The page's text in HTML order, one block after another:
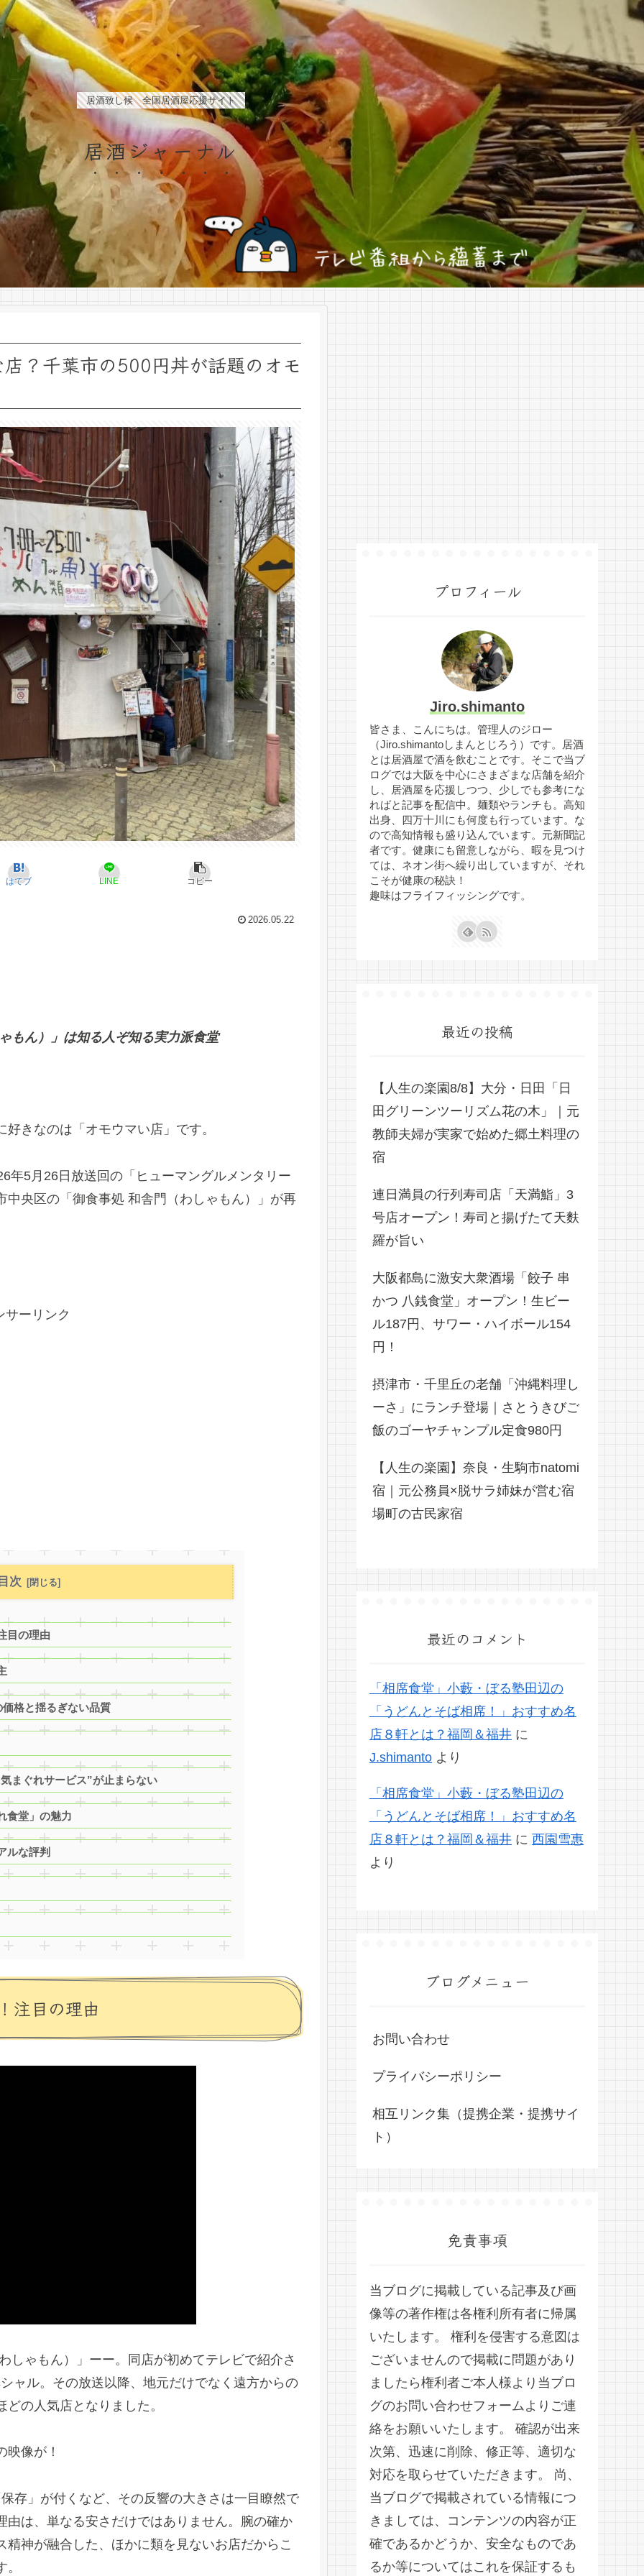
居酒致し候 全国居酒屋応援サイト
居酒ジャーナル
？千葉市の500円丼が話題のオモ
はてブ LINE コピー
2026.05.22
もん）」は知る人ぞ知る実力派食堂
きなのは「オモウマい店」です。
年5月26日放送回の「ヒューマングルメンタリー
央区の「御食事処 和舎門（わしゃもん）」が再
サーリンク
次
目の理由
格と揺るぎない品質
まぐれサービス”が止まらない
食堂」の魅力
ルな評判
注目の理由
しゃもん）」ーー。同店が初めてテレビで紹介さ
ャル。その放送以降、地元だけでなく遠方からの
の人気店となりました。
像が！
存」が付くなど、その反響の大きさは一目瞭然で
は、単なる安さだけではありません。腕の確か
神が融合した、ほかに類を見ないお店だからこ
プロフィール
Jiro.shimanto
皆さま、こんにちは。管理人のジロー
（Jiro.shimantoしまんとじろう）です。居酒
とは居酒屋で酒を飲むことです。そこで当ブ
ログでは大阪を中心にさまざまな店舗を紹介
し、居酒屋を応援しつつ、少しでも参考にな
ればと記事を配信中。麺類やランチも。高知
出身、四万十川にも何度も行っています。な
ので高知情報も盛り込んでいます。元新聞記
者です。健康にも留意しながら、暇を見つけ
ては、ネオン街へ繰り出していますが、それ
こそが健康の秘訣！
趣味はフライフィッシングです。
最近の投稿
【人生の楽園8/8】大分・日田「日
田グリーンツーリズム花の木」｜元
教師夫婦が実家で始めた郷土料理の
宿
連日満員の行列寿司店「天満鮨」3
号店オープン！寿司と揚げたて天麩
羅が旨い
大阪都島に激安大衆酒場「餃子 串
かつ 八銭食堂」オープン！生ビー
ル187円、サワー・ハイボール154
円！
摂津市・千里丘の老舗「沖縄料理し
ーさ」にランチ登場｜さとうきびご
飯のゴーヤチャンプル定食980円
【人生の楽園】奈良・生駒市natomi
宿｜元公務員×脱サラ姉妹が営む宿
場町の古民家宿
最近のコメント
「相席食堂」小藪・ぼる塾田辺の
「うどんとそば相席！」おすすめ名
店８軒とは？福岡＆福井 に
J.shimanto より
「相席食堂」小藪・ぼる塾田辺の
「うどんとそば相席！」おすすめ名
店８軒とは？福岡＆福井 に 西園雪惠
より
ブログメニュー
お問い合わせ
プライバシーポリシー
相互リンク集（提携企業・提携サイ
ト）
免責事項
当ブログに掲載している記事及び画
像等の著作権は各権利所有者に帰属
いたします。 権利を侵害する意図は
ございませんので掲載に問題があり
ましたら権利者ご本人様より当ブロ
グのお問い合わせフォームよりご連
絡をお願いいたします。 確認が出来
次第、迅速に削除、修正等、適切な
対応を取らせていただきます。 尚、
当ブログで掲載されている情報につ
きましては、コンテンツの内容が正
確であるかどうか、安全なものであ
るか等についてはこれを保証するも